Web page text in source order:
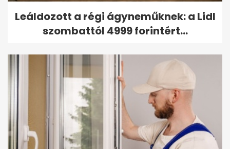
Leáldozott a régi ágyneműknek: a Lidl
szombattól 4999 forintért...